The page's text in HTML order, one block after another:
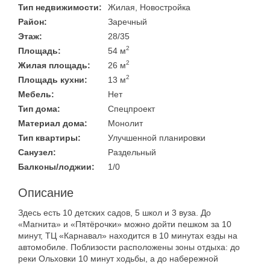
Тип недвижимости:
Жилая, Новостройка
Район:
Заречный
Этаж:
28/35
Площадь:
54 м2
Жилая площадь: 26 м2
Площадь кухни: 13 м2
Мебель:
Нет
Тип дома:
Спецпроект
Материал дома:
Монолит
Тип квартиры:
Улучшенной планировки
Санузел:
Раздельный
Балконы/лоджии:
1/0
Описание
Здесь есть 10 детских садов, 5 школ и 3 вуза. До
«Магнита» и «Пятёрочки» можно дойти пешком за 10
минут, ТЦ «Карнавал» находится в 10 минутах езды на
автомобиле. Поблизости расположены зоны отдыха: до
реки Ольховки 10 минут ходьбы, а до набережной